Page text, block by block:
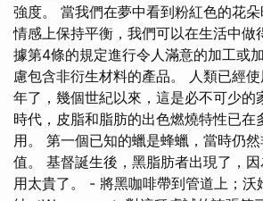
強度。 當我們在夢中看到粉紅色的花
情感上保持平衡，我們可以在生活中做
據第4條的規定進行令人滿意的加工或
慮包含非衍生材料的產品。 人類已經
年了，幾個世紀以來，這是必不可少的
時代，皮脂和脂肪的出色燃燒特性已在
用。 第一個已知的蠟是蜂蠟，當時仍
值。 基督誕生後，黑脂肪者出現了，
用太貴了。 - 將黑咖啡帶到管道上；沃